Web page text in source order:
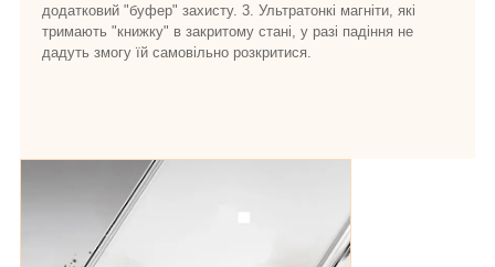
додатковий "буфер" захисту. 3. Ультратонкі магніти, які
тримають "книжку" в закритому стані, у разі падіння не
дадуть змогу їй самовільно розкритися.